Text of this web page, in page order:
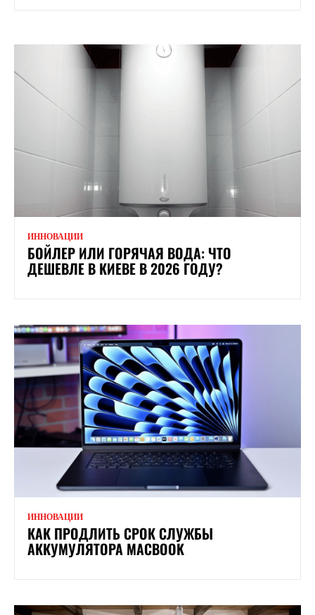
ИННОВАЦИИ
БОЙЛЕР ИЛИ ГОРЯЧАЯ ВОДА: ЧТО
ДЕШЕВЛЕ В КИЕВЕ В 2026 ГОДУ?
ИННОВАЦИИ
КАК ПРОДЛИТЬ СРОК СЛУЖБЫ
АККУМУЛЯТОРА MACBOOK